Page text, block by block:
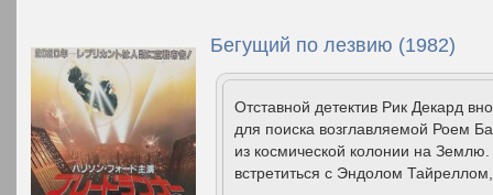
Бегущий по лезвию (1982)
Отставной детектив Рик Декард
для поиска возглавляемой Роем
из космической колонии на
встретиться с Эндолом